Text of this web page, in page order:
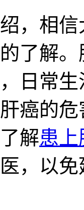
相信
了解
日常
癌的
解患
，以